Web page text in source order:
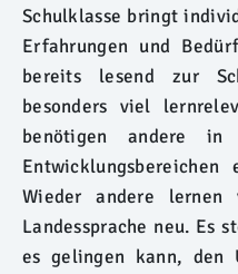
Schulklasse bringt
Erfahrungen und
bereits lesend zur
besonders viel
benötigen andere in
Wieder andere
Landessprache neu. Es
es gelingen kann, den